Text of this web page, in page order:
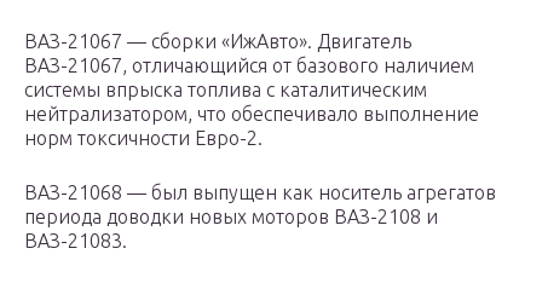
ВАЗ-21067 — сборки «ИжАвто». Двигатель
ВАЗ-21067, отличающийся от базового наличием
системы впрыска топлива с каталитическим
нейтрализатором, что обеспечивало выполнение
норм токсичности Евро-2.
ВАЗ-21068 — был выпущен как носитель агрегатов
периода доводки новых моторов ВАЗ-2108 и
ВАЗ-21083.